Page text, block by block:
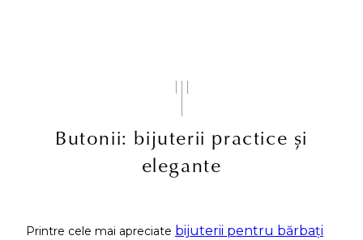
Butonii: bijuterii practice și
elegante
Printre cele mai apreciate bijuterii pentru bărbați